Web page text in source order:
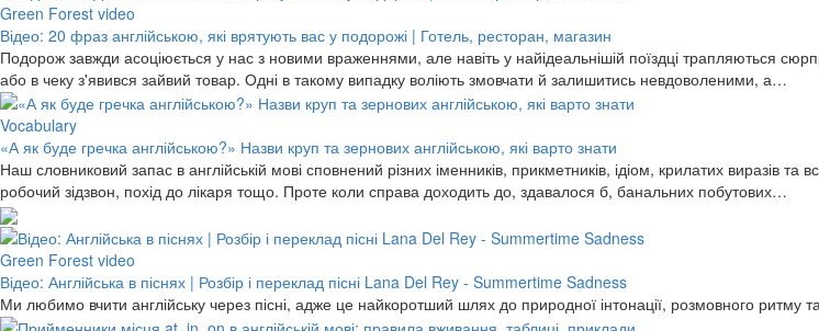
Green Forest video
Відео: 20 фраз англійською, які врятують вас у подорожі | Готель, ресторан, магазин
Подорож завжди асоціюється у нас з новими враженнями, але навіть у найідеальнішій поїздці трапляються
або в чеку з'явився зайвий товар. Одні в такому випадку воліють змовчати й залишитись невдоволеними, а…
Vocabulary
«А як буде гречка англійською?» Назви круп та зернових англійською, які варто знати
Наш словниковий запас в англійській мові сповнений різних іменників, прикметників, ідіом, крилатих виразів
робочий зідзвон, похід до лікаря тощо. Проте коли справа доходить до, здавалося б, банальних побутових…
Green Forest video
Відео: Англійська в піснях | Розбір і переклад пісні Lana Del Rey - Summertime Sadness
Ми любимо вчити англійську через пісні, адже це найкоротший шлях до природної інтонації, розмовного ритму